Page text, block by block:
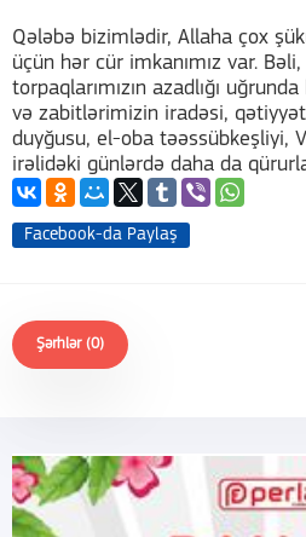
Qələbə bizimlədir, Allaha çox
üçün hər cür imkanımız var.
torpaqlarımızın azadlığı
və zabitlərimizin iradəsi,
duyğusu, el-oba təəssübkeşliyi,
irəlidəki günlərdə daha da
Facebook-da Paylaş
Şərhlər (0)